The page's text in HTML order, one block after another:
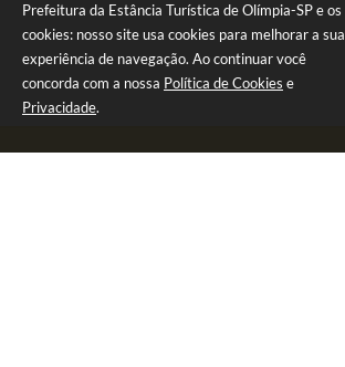
Prefeitura da Estância Turística de Olímpia-SP e os
cookies: nosso site usa cookies para melhorar a sua
experiência de navegação. Ao continuar você
concorda com a nossa Política de Cookies e
Privacidade.